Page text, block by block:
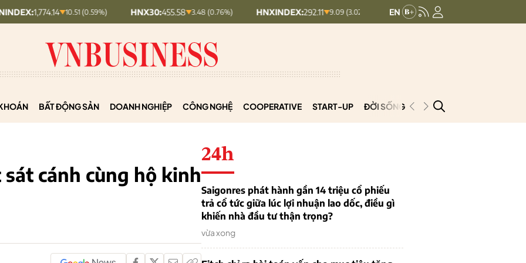
10.51 (0.59%) HNX30: 455.58 3.48 (0.76%) HNXINDEX:292.11 9.09 (3.02%) UPCOMINDEX:126.96
BẤT ĐỘNG SẢN DOANH NGHIỆP CÔNG NGHỆ COOPERATIVE START-UP ĐỜI SỐNG PODCAST
cánh cùng hộ kinh
24h
Saigonres phát hành gần 14 triệu cổ phiếu
trả cổ tức giữa lúc lợi nhuận lao dốc, điều gì
khiến nhà đầu tư thận trọng?
vừa xong